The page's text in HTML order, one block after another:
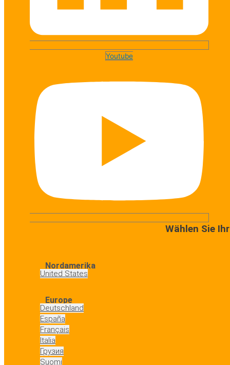
Youtube
Wählen Sie
Nordamerika
United States
Europe
Deutschland
España
Français
Italia
Грузия
Suomi